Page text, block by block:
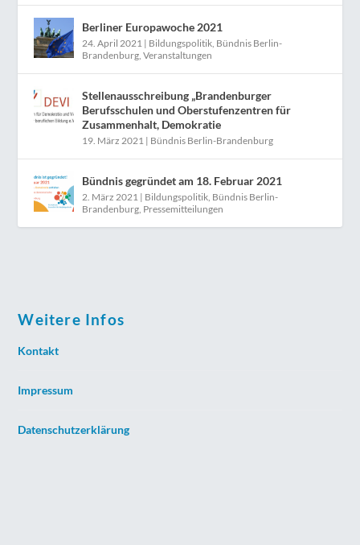
Berliner Europawoche 2021
24. April 2021 | Bildungspolitik Bündnis Berlin-
Brandenburg ,Veranstaltungen
Stellenausschreibung „Brandenburger
Berufsschulen und Oberstufenzentren für
Zusammenhalt, Demokratie
19. März 2021 | Bündnis Berlin-Brandenburg
Bündnis gegründet am 18. Februar 2021
2. März 2021 | Bildungspolitik Bündnis Berlin-
Brandenburg Pressemitteilungen
Weitere Infos
Kontakt
Impressum
Datenschutzerklärung